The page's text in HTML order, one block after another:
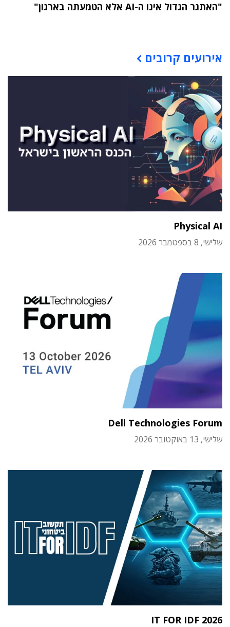
"האתגר הגדול אינו ה-AI אלא הטמעתה בארגון"
אירועים קרובים
Physical AI
שלישי, 8 בספטמבר 2026
Dell Technologies Forum
שלישי, 13 באוקטובר 2026
IT FOR IDF 2026